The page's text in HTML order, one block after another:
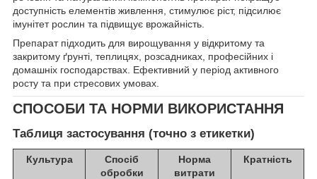
доступність елементів живлення, стимулює ріст, підсилює
імунітет рослин та підвищує врожайність.
Препарат підходить для вирощування у відкритому та
закритому ґрунті, теплицях, розсадниках, професійних і
домашніх господарствах. Ефективний у період активного
росту та при стресових умовах.
СПОСОБИ ТА НОРМИ ВИКОРИСТАННЯ
Таблиця застосування (точно з етикетки)
Культура
Спосіб
обробки
Норма
витрати
Кратність